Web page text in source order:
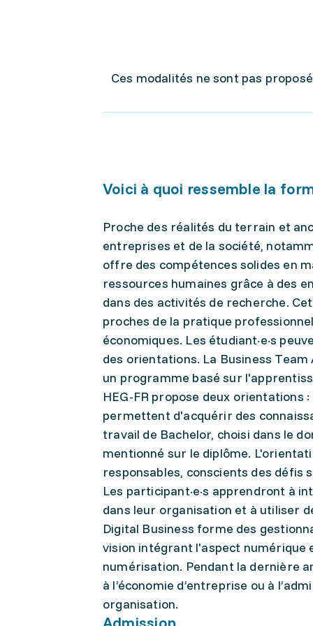
Ces modalités ne sont pas
Voici à quoi ressemble la
Proche des réalités du terrain et
entreprises et de la société,
offre des compétences solides en
ressources humaines grâce à des
dans des activités de recherche.
proches de la pratique
économiques. Les étudiant·e·s
des orientations. La Business
un programme basé sur
HEG-FR propose deux
permettent d'acquérir des
travail de Bachelor, choisi dans le
mentionné sur le diplôme.
responsables, conscients des défis
Les participant·e·s apprendront à
dans leur organisation et à utiliser
Digital Business forme des
vision intégrant l'aspect numérique
numérisation. Pendant la dernière
à l’économie d’entreprise ou à
organisation.